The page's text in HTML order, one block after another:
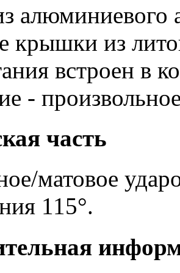
алюминиевого
крышки из
встроен в
-
часть
матовое
115°.